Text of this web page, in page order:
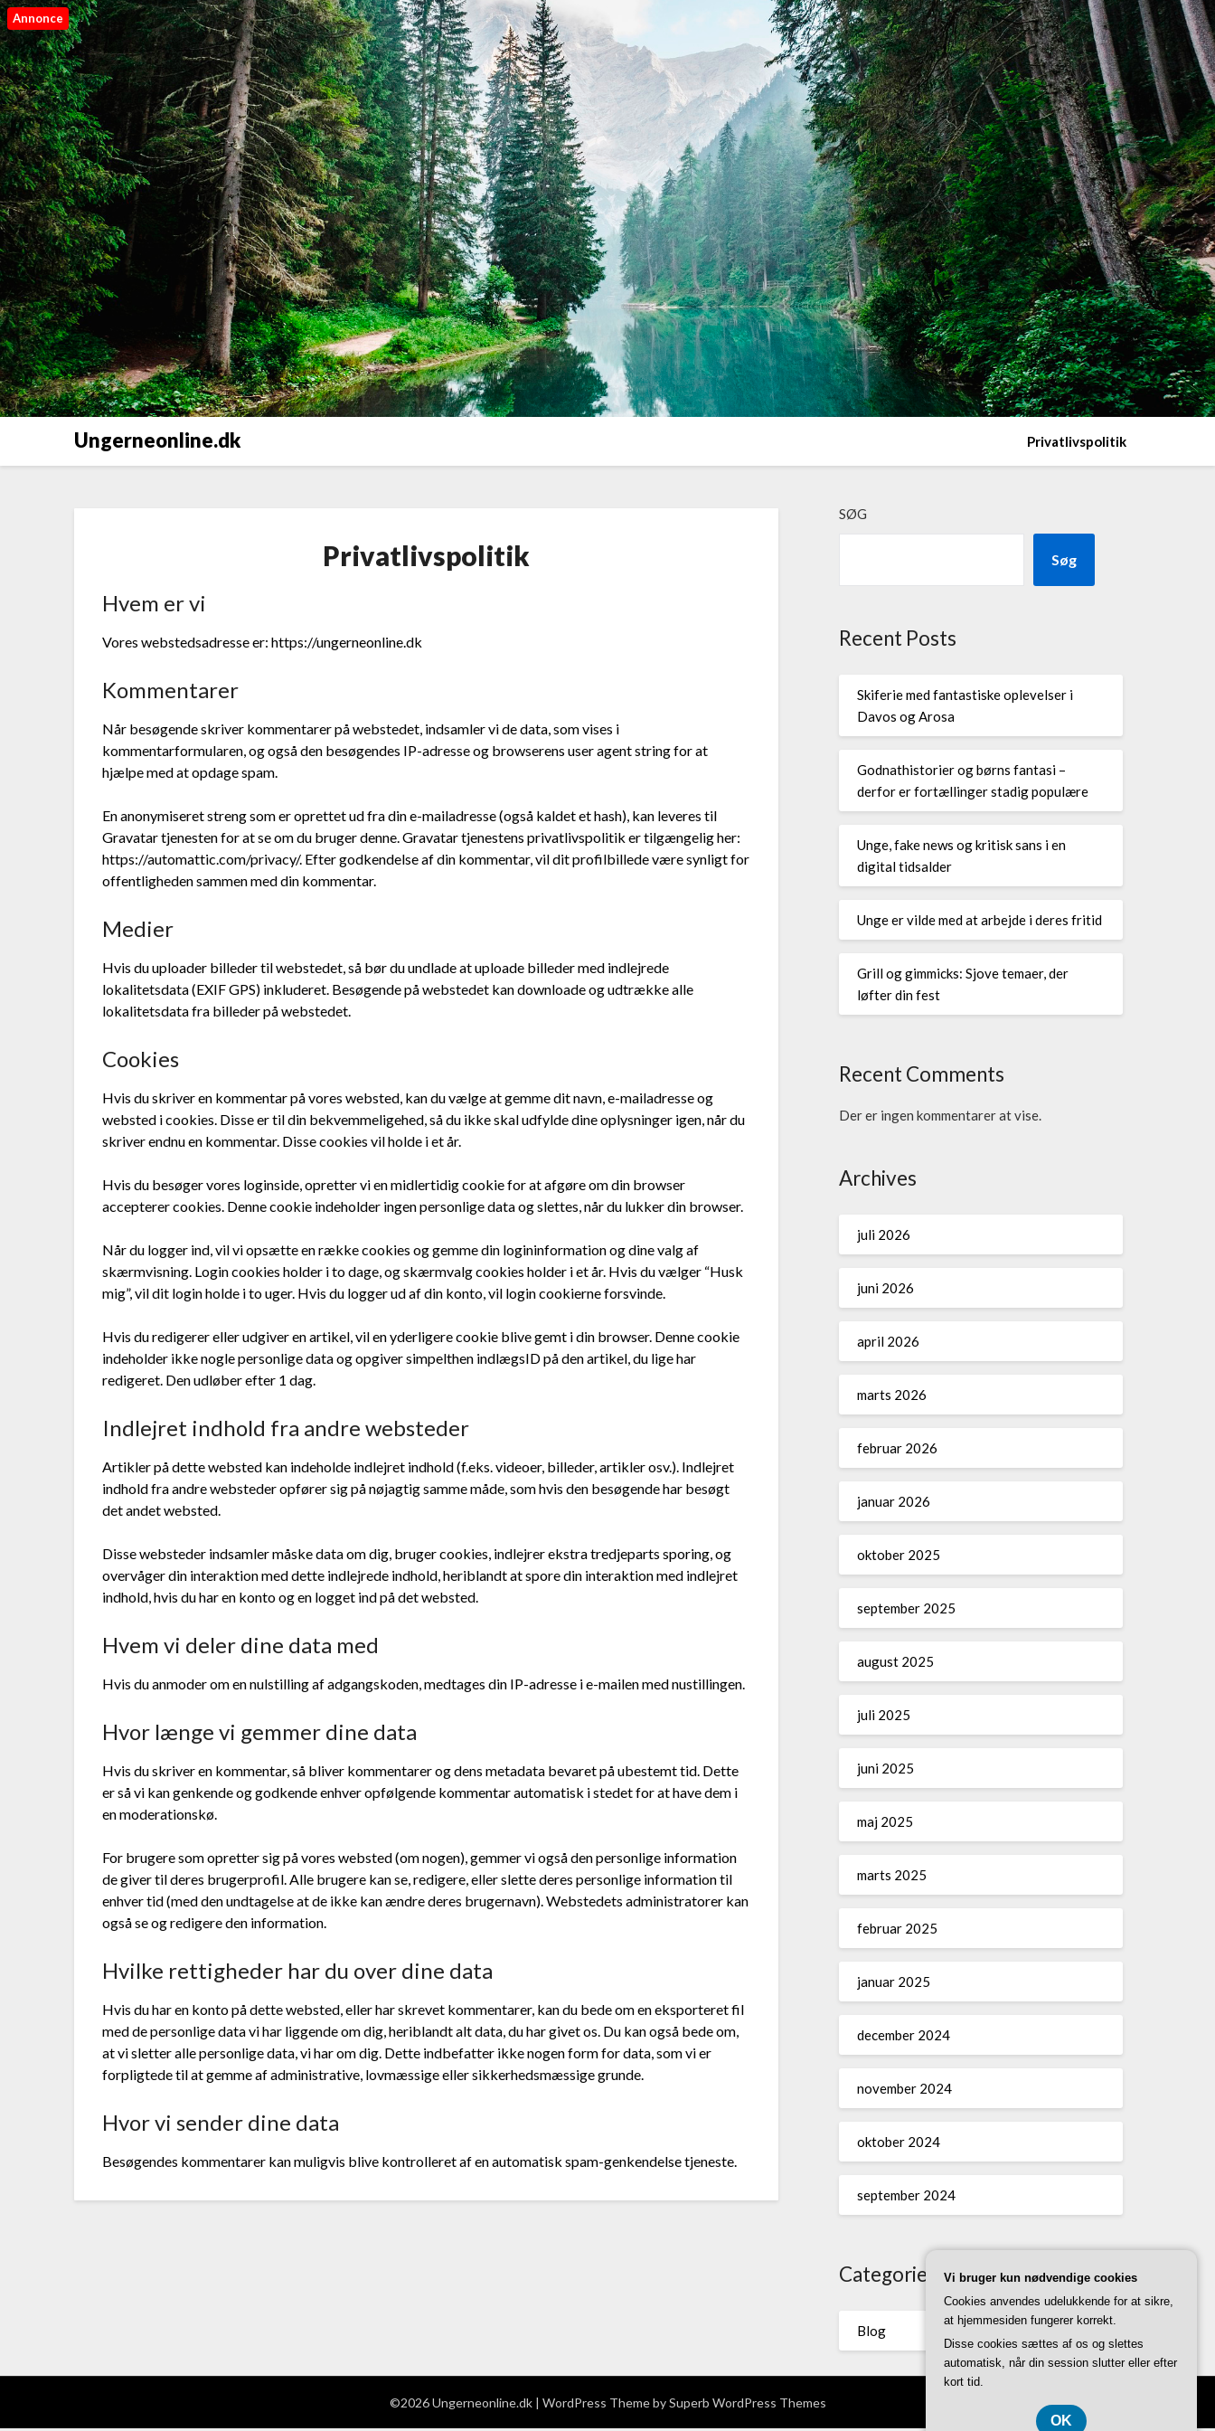
Annonce
Ungerneonline.dk Privatlivspolitik
Privatlivspolitik
Hvem er vi
Vores webstedsadresse er: https://ungerneonline.dk
Kommentarer
Når besøgende skriver kommentarer på webstedet, indsamler vi de data, som vises i
kommentarformularen, og også den besøgendes IP-adresse og browserens user agent string for at
hjælpe med at opdage spam.
En anonymiseret streng som er oprettet ud fra din e-mailadresse (også kaldet et hash), kan leveres til
Gravatar tjenesten for at se om du bruger denne. Gravatar tjenestens privatlivspolitik er tilgængelig her:
https://automattic.com/privacy/. Efter godkendelse af din kommentar, vil dit profilbillede være synligt for
offentligheden sammen med din kommentar.
Medier
Hvis du uploader billeder til webstedet, så bør du undlade at uploade billeder med indlejrede
lokalitetsdata (EXIF GPS) inkluderet. Besøgende på webstedet kan downloade og udtrække alle
lokalitetsdata fra billeder på webstedet.
Cookies
Hvis du skriver en kommentar på vores websted, kan du vælge at gemme dit navn, e-mailadresse og
websted i cookies. Disse er til din bekvemmeligehed, så du ikke skal udfylde dine oplysninger igen, når du
skriver endnu en kommentar. Disse cookies vil holde i et år.
Hvis du besøger vores loginside, opretter vi en midlertidig cookie for at afgøre om din browser
accepterer cookies. Denne cookie indeholder ingen personlige data og slettes, når du lukker din browser.
Når du logger ind, vil vi opsætte en række cookies og gemme din logininformation og dine valg af
skærmvisning. Login cookies holder i to dage, og skærmvalg cookies holder i et år. Hvis du vælger “Husk
mig”, vil dit login holde i to uger. Hvis du logger ud af din konto, vil login cookierne forsvinde.
Hvis du redigerer eller udgiver en artikel, vil en yderligere cookie blive gemt i din browser. Denne cookie
indeholder ikke nogle personlige data og opgiver simpelthen indlægsID på den artikel, du lige har
redigeret. Den udløber efter 1 dag.
Indlejret indhold fra andre websteder
Artikler på dette websted kan indeholde indlejret indhold (f.eks. videoer, billeder, artikler osv.). Indlejret
indhold fra andre websteder opfører sig på nøjagtig samme måde, som hvis den besøgende har besøgt
det andet websted.
Disse websteder indsamler måske data om dig, bruger cookies, indlejrer ekstra tredjeparts sporing, og
overvåger din interaktion med dette indlejrede indhold, heriblandt at spore din interaktion med indlejret
indhold, hvis du har en konto og en logget ind på det websted.
Hvem vi deler dine data med
Hvis du anmoder om en nulstilling af adgangskoden, medtages din IP-adresse i e-mailen med nustillingen.
Hvor længe vi gemmer dine data
Hvis du skriver en kommentar, så bliver kommentarer og dens metadata bevaret på ubestemt tid. Dette
er så vi kan genkende og godkende enhver opfølgende kommentar automatisk i stedet for at have dem i
en moderationskø.
For brugere som opretter sig på vores websted (om nogen), gemmer vi også den personlige information
de giver til deres brugerprofil. Alle brugere kan se, redigere, eller slette deres personlige information til
enhver tid (med den undtagelse at de ikke kan ændre deres brugernavn). Webstedets administratorer kan
også se og redigere den information.
Hvilke rettigheder har du over dine data
Hvis du har en konto på dette websted, eller har skrevet kommentarer, kan du bede om en eksporteret fil
med de personlige data vi har liggende om dig, heriblandt alt data, du har givet os. Du kan også bede om,
at vi sletter alle personlige data, vi har om dig. Dette indbefatter ikke nogen form for data, som vi er
forpligtede til at gemme af administrative, lovmæssige eller sikkerhedsmæssige grunde.
Hvor vi sender dine data
Besøgendes kommentarer kan muligvis blive kontrolleret af en automatisk spam-genkendelse tjeneste.
SØG
Søg
Recent Posts
Skiferie med fantastiske oplevelser i
Davos og Arosa
Godnathistorier og børns fantasi –
derfor er fortællinger stadig populære
Unge, fake news og kritisk sans i en
digital tidsalder
Unge er vilde med at arbejde i deres fritid
Grill og gimmicks: Sjove temaer, der
løfter din fest
Recent Comments
Der er ingen kommentarer at vise.
Archives
juli 2026
juni 2026
april 2026
marts 2026
februar 2026
januar 2026
oktober 2025
september 2025
august 2025
juli 2025
juni 2025
maj 2025
marts 2025
februar 2025
januar 2025
december 2024
november 2024
oktober 2024
september 2024
Categories
Blog
©2026 Ungerneonline.dk | WordPress Theme bySuperb WordPress Themes
Vi bruger kun nødvendige cookies
Cookies anvendes udelukkende for at sikre,
at hjemmesiden fungerer korrekt.
Disse cookies sættes af os og slettes
automatisk, når din session slutter eller efter
kort tid.
OK